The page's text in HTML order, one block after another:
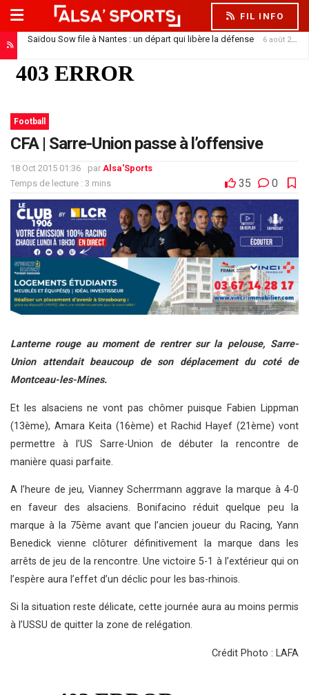
FIL INFO
Saïdou Sow file à Nantes : un départ qui libère la défense
6 août 2026
Football
CFA | Sarre-Union passe à l’offensive
18 Oct 2015 01:36 par Alsa'Sports
Temps de lecture : 3 mins
35 0
Lanterne rouge au moment de rentrer sur la pelouse, Sarre-
Union attendait beaucoup de son déplacement du coté de
Montceau-les-Mines.
Et les alsaciens ne vont pas chômer puisque Fabien Lippman
(13ème), Amara Keita (16ème) et Rachid Hayef (21ème) vont
permettre à l’US Sarre-Union de débuter la rencontre de
manière quasi parfaite.
A l’heure de jeu, Vianney Scherrmann aggrave la marque à 4-0
en faveur des alsaciens. Bonifacino réduit quelque peu la
marque à la 75ème avant que l’ancien joueur du Racing, Yann
Benedick vienne clôturer définitivement la marque dans les
arrêts de jeu de la rencontre. Une victoire 5-1 à l’extérieur qui on
l’espère aura l’effet d’un déclic pour les bas-rhinois.
Si la situation reste délicate, cette journée aura au moins permis
à l’USSU de quitter la zone de relégation.
Crédit Photo : LAFA